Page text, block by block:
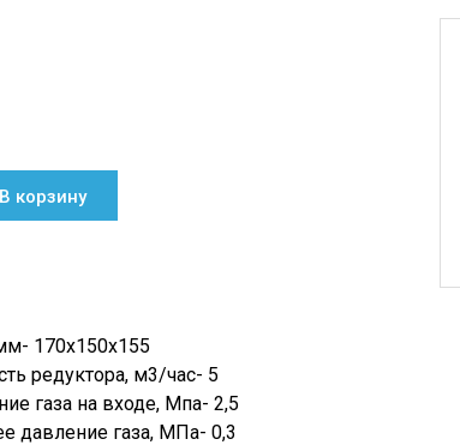
В корзину
170х150х155
редуктора, м3/час- 5
газа на входе, Мпа- 2,5
давление газа, МПа- 0,3